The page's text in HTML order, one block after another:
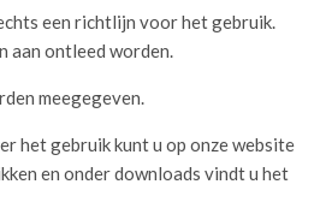
een richtlijn voor het gebruik.
aan ontleed worden.
meegegeven.
het gebruik kunt u op onze website
en onder downloads vindt u het